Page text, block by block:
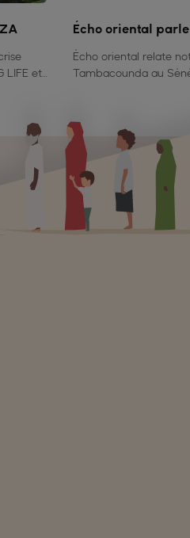
LIFE et
Écho oriental parle
Écho oriental relate
Tambacounda au